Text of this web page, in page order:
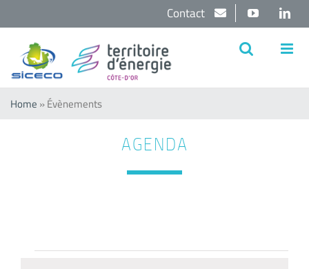
contenu
YouTube
Contact
Home »Évènements
AGENDA